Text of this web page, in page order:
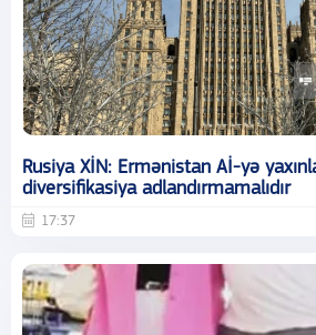
Rusiya XİN: Ermənistan Aİ-yə
diversifikasiya adlandırmamalıdır
17:37